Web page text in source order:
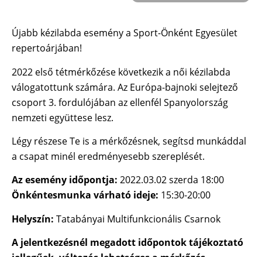
Újabb kézilabda esemény a Sport-Önként Egyesület
repertoárjában!
2022 első tétmérkőzése következik a női kézilabda
válogatottunk számára. Az Európa-bajnoki selejtező
csoport 3. fordulójában az ellenfél Spanyolország
nemzeti együttese lesz.
Légy részese Te is a mérkőzésnek, segítsd munkáddal
a csapat minél eredményesebb szereplését.
Az esemény időpontja: 2022.03.02 szerda 18:00
Önkéntesmunka várható ideje: 15:30-20:00
Helyszín: Tatabányai Multifunkcionális Csarnok
A jelentkezésnél megadott időpontok tájékoztató